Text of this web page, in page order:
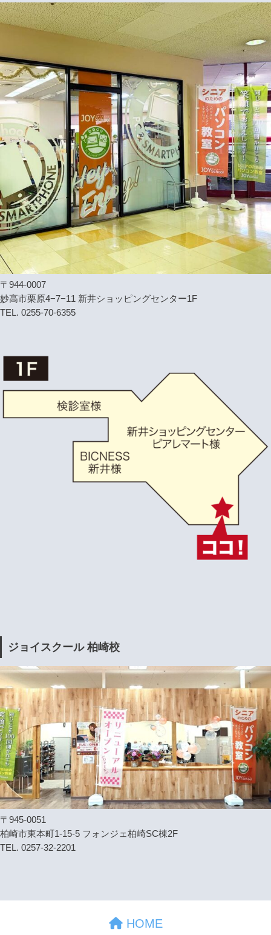
〒944-0007
妙高市栗原4−7−11 新井ショッピングセンター1F
TEL. 0255-70-6355
ジョイスクール 柏崎校
〒945-0051
柏崎市東本町1-15-5 フォンジェ柏崎SC棟2F
TEL. 0257-32-2201
HOME